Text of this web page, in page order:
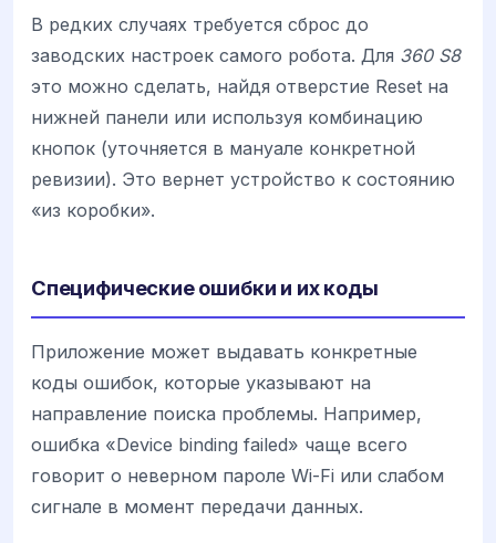
В редких случаях требуется сброс до
заводских настроек самого робота. Для 360 S8
это можно сделать, найдя отверстие Reset на
нижней панели или используя комбинацию
кнопок (уточняется в мануале конкретной
ревизии). Это вернет устройство к состоянию
«из коробки».
Специфические ошибки и их коды
Приложение может выдавать конкретные
коды ошибок, которые указывают на
направление поиска проблемы. Например,
ошибка «Device binding failed» чаще всего
говорит о неверном пароле Wi-Fi или слабом
сигнале в момент передачи данных.